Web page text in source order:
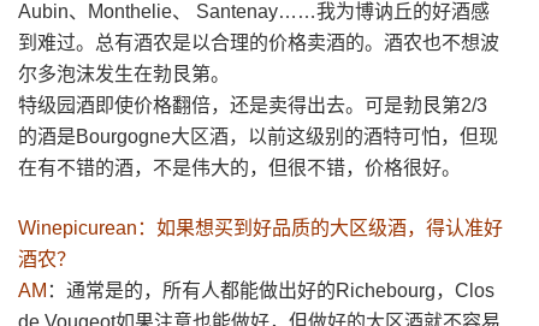
Aubin、Monthelie、 Santenay……我为博讷丘的好酒感
到难过。总有酒农是以合理的价格卖酒的。酒农也不想波
尔多泡沫发生在勃艮第。
特级园酒即使价格翻倍，还是卖得出去。可是勃艮第2/3
的酒是Bourgogne大区酒，以前这级别的酒特可怕，但现
在有不错的酒，不是伟大的，但很不错，价格很好。
Winepicurean：如果想买到好品质的大区级酒，得认准好
酒农？
AM ：通常是的，所有人都能做出好的Richebourg，Clos